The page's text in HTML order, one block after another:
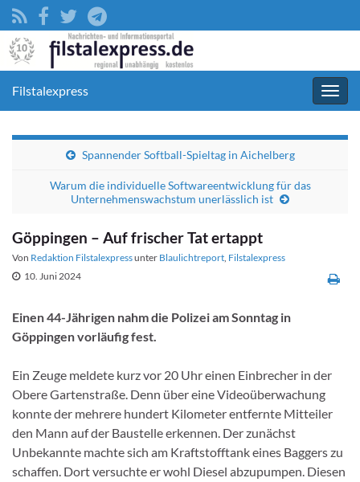
Filstalexpress
Spannender Softball-Spieltag in Aichelberg
Warum die individuelle Softwareentwicklung für das
Unternehmenswachstum unerlässlich ist
Göppingen – Auf frischer Tat ertappt
Von Redaktion Filstalexpressunter Blaulichtreport, Filstalexpress
10. Juni 2024
Einen 44-Jährigen nahm die Polizei am Sonntag in
Göppingen vorläufig fest.
Ein Zeuge meldete kurz vor 20 Uhr einen Einbrecher in der
Obere Gartenstraße. Denn über eine Videoüberwachung
konnte der mehrere hundert Kilometer entfernte Mitteiler
den Mann auf der Baustelle erkennen. Der zunächst
Unbekannte machte sich am Kraftstofftank eines Baggers zu
schaffen. Dort versuchte er wohl Diesel abzupumpen. Diesen